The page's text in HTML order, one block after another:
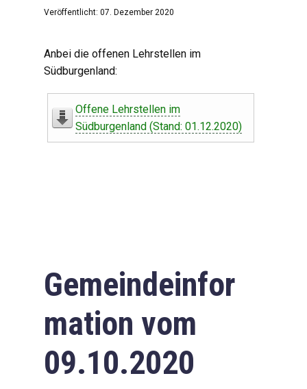
Veröffentlicht: 07. Dezember 2020
Anbei die offenen Lehrstellen im
Südburgenland:
Offene Lehrstellen im
Südburgenland (Stand: 01.12.2020)
Gemeindeinfor
mation vom
09.10.2020